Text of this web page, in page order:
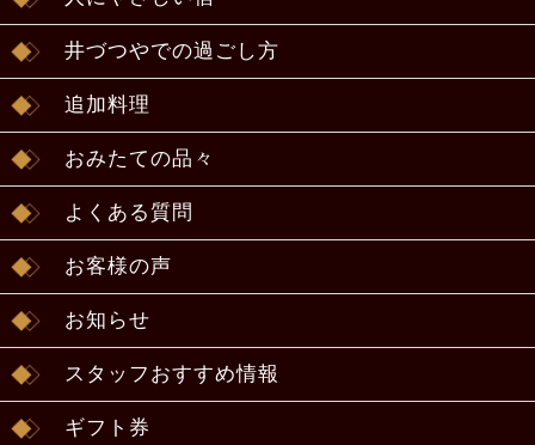
井づつやでの過ごし方
追加料理
おみたての品々
よくある質問
お客様の声
お知らせ
スタッフおすすめ情報
ギフト券